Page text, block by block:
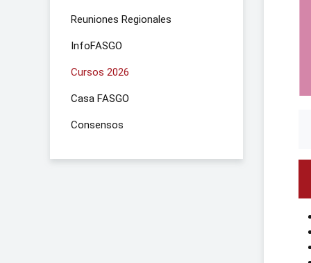
Reuniones Regionales
InfoFASGO
Cursos 2026
Casa FASGO
Consensos